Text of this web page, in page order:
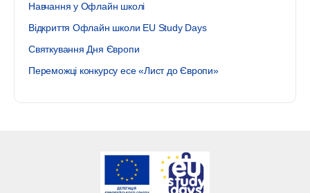
Навчання у Офлайн школі
Відкриття Офлайн школи EU Study Days
Святкування Дня Європи
Переможці конкурсу есе «Лист до Європи»